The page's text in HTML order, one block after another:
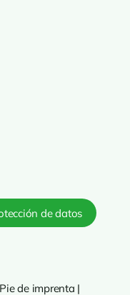
de datos
Pie de imprenta |